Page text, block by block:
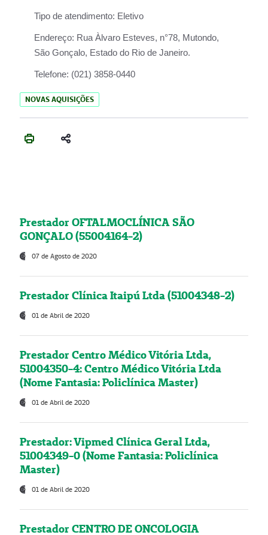
Tipo de atendimento: Eletivo
Endereço: Rua Àlvaro Esteves, n°78, Mutondo,
São Gonçalo, Estado do Rio de Janeiro.
Telefone: (021) 3858-0440
NOVAS AQUISIÇÕES
Prestador OFTALMOCLÍNICA SÃO
GONÇALO (55004164-2)
07 de Agosto de 2020
Prestador Clínica Itaipú Ltda (51004348-2)
01 de Abril de 2020
Prestador Centro Médico Vitória Ltda,
51004350-4: Centro Médico Vitória Ltda
(Nome Fantasia: Policlínica Master)
01 de Abril de 2020
Prestador: Vipmed Clínica Geral Ltda,
51004349-0 (Nome Fantasia: Policlínica
Master)
01 de Abril de 2020
Prestador CENTRO DE ONCOLOGIA